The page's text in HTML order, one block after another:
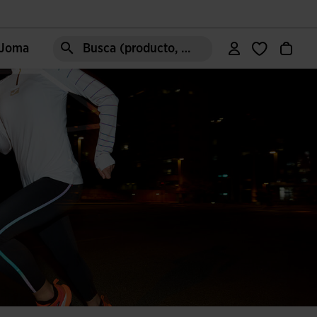
Busca (producto, estilo, área, ect.)